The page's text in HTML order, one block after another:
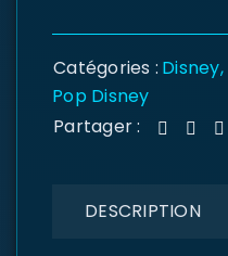
Catégories : Disney,
Pop Disney
Partager :
DESCRIPTION